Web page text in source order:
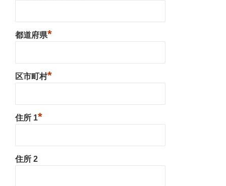
都道府県*
区市町村*
住所 1*
住所 2